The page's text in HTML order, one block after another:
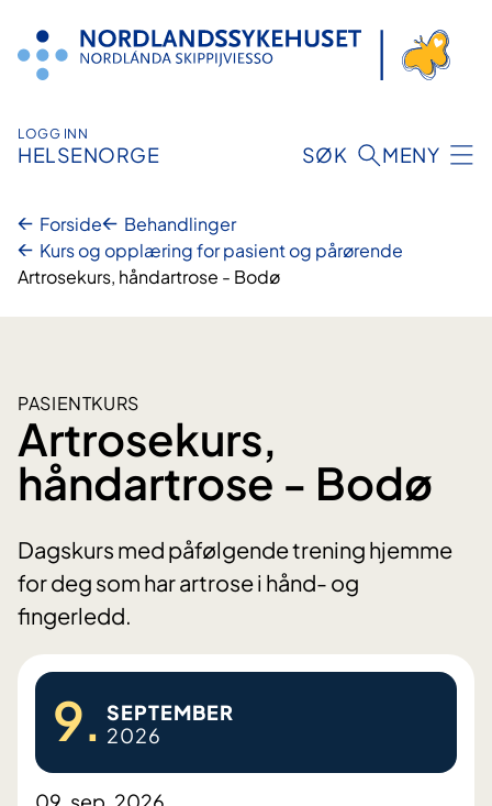
innhold
LOGG INN
HELSENORGE SØK MENY
Forside
Behandlinger
Kurs og opplæring for pasient og pårørende
Artrosekurs, håndartrose - Bodø
PASIENTKURS
Artrosekurs,
håndartrose - Bodø
Dagskurs med påfølgende trening hjemme
for deg som har artrose i hånd- og
fingerledd.
9. SEPTEMBER
2026